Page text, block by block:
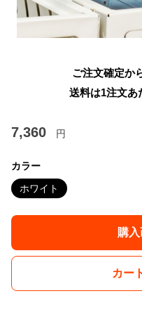
ご注文確定か
送料は1注文あ
7,360 円
カラー
ホワイト
購
カー